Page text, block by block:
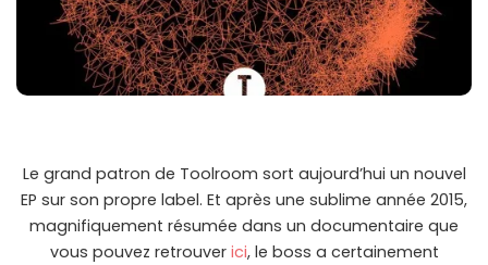
Le grand patron de Toolroom sort aujourd’hui un nouvel
EP sur son propre label. Et après une sublime année 2015,
magnifiquement résumée dans un documentaire que
vous pouvez retrouver ici, le boss a certainement